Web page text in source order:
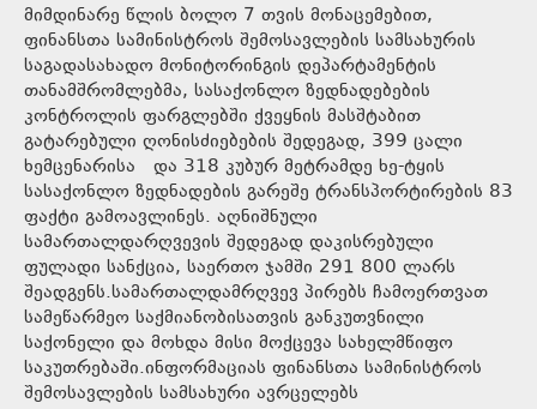
მიმდინარე წლის ბოლო 7 თვის მონაცემებით,
ფინანსთა სამინისტროს შემოსავლების სამსახურის
საგადასახადო მონიტორინგის დეპარტამენტის
თანამშრომლებმა, სასაქონლო ზედნადებების
კონტროლის ფარგლებში ქვეყნის მასშტაბით
გატარებული ღონისძიებების შედეგად, 399 ცალი
ხემცენარისა და 318 კუბურ მეტრამდე ხე-ტყის
სასაქონლო ზედნადების გარეშე ტრანსპორტირების 83
ფაქტი გამოავლინეს. აღნიშნული
სამართალდარღვევის შედეგად დაკისრებული
ფულადი სანქცია, საერთო ჯამში 291 800 ლარს
შეადგენს.სამართალდამრღვევ პირებს ჩამოერთვათ
სამეწარმეო საქმიანობისათვის განკუთვნილი
საქონელი და მოხდა მისი მოქცევა სახელმწიფო
საკუთრებაში.ინფორმაციას ფინანსთა სამინისტროს
შემოსავლების სამსახური ავრცელებს